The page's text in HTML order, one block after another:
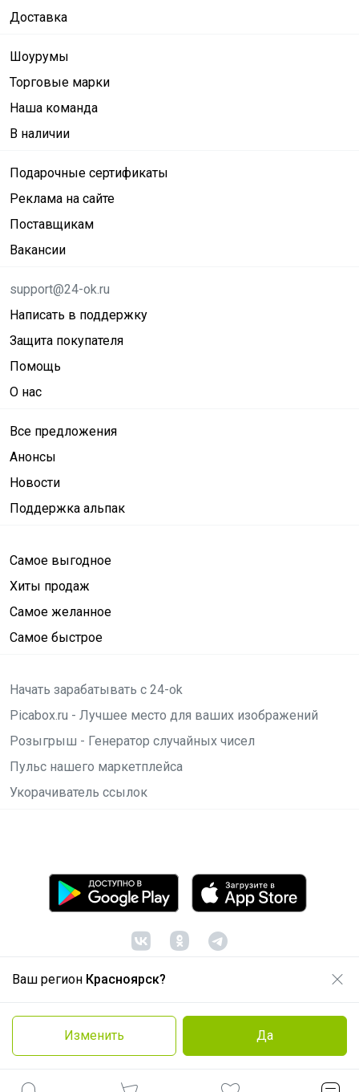
Ваш регион Красноярск?
Изменить Да
Доставка
Шоурумы
Торговые марки
Наша команда
В наличии
Подарочные сертификаты
Реклама на сайте
Поставщикам
Вакансии
support@24-ok.ru
Написать в поддержку
Защита покупателя
Помощь
О нас
Все предложения
Анонсы
Новости
Поддержка альпак
Самое выгодное
Хиты продаж
Самое желанное
Самое быстрое
Начать зарабатывать с 24-ok
Picabox.ru - Лучшее место для ваших изображений
Розыгрыш - Генератор случайных чисел
Пульс нашего маркетплейса
Укорачиватель ссылок
© ООО "Лявита", ОГРН 1122468054070, 2012 -2026
Политика конфиденциальности
Cоглашение пользователя